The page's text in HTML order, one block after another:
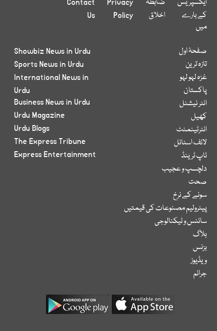
کے بارے
میں
اخلاق Policy
Us
صفحۂ اول
تازہ ترین
غزہ لہو لہو
پاکستان
انٹر نیشنل
کھیل
انٹرٹینمنٹ
لائف اسٹائل
ٹاپ ٹرینڈ
دلچسپ و عجیب
صحت
سونے کے نرخ
پیٹرولیم مصنوعات کی قیمتیں
سائنس و ٹیکنالوجی
بلاگ
بزنس
ویڈیوز
جرائم
Showbiz News in Urdu
Sports News in Urdu
International News in
Urdu
Business News in Urdu
Urdu Magazine
Urdu Blogs
The Express Tribune
Express Entertainment